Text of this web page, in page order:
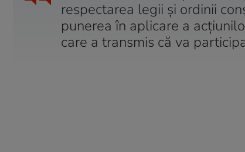
respectarea legii şi ordinii
punerea în aplicare a
care a transmis că va